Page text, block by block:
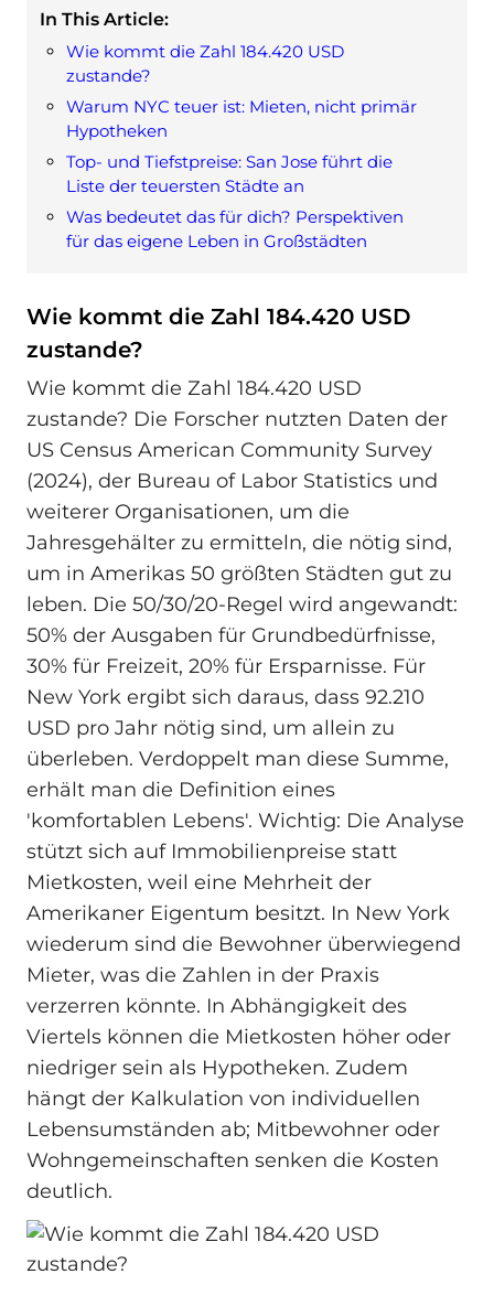
In This Article:
Wie kommt die Zahl 184.420 USD
zustande?
Warum NYC teuer ist: Mieten, nicht primär
Hypotheken
Top- und Tiefstpreise: San Jose führt die
Liste der teuersten Städte an
Was bedeutet das für dich? Perspektiven
für das eigene Leben in Großstädten
Wie kommt die Zahl 184.420 USD
zustande?
Wie kommt die Zahl 184.420 USD
zustande? Die Forscher nutzten Daten der
US Census American Community Survey
(2024), der Bureau of Labor Statistics und
weiterer Organisationen, um die
Jahresgehälter zu ermitteln, die nötig sind,
um in Amerikas 50 größten Städten gut zu
leben. Die 50/30/20-Regel wird angewandt:
50% der Ausgaben für Grundbedürfnisse,
30% für Freizeit, 20% für Ersparnisse. Für
New York ergibt sich daraus, dass 92.210
USD pro Jahr nötig sind, um allein zu
überleben. Verdoppelt man diese Summe,
erhält man die Definition eines
'komfortablen Lebens'. Wichtig: Die Analyse
stützt sich auf Immobilienpreise statt
Mietkosten, weil eine Mehrheit der
Amerikaner Eigentum besitzt. In New York
wiederum sind die Bewohner überwiegend
Mieter, was die Zahlen in der Praxis
verzerren könnte. In Abhängigkeit des
Viertels können die Mietkosten höher oder
niedriger sein als Hypotheken. Zudem
hängt der Kalkulation von individuellen
Lebensumständen ab; Mitbewohner oder
Wohngemeinschaften senken die Kosten
deutlich.